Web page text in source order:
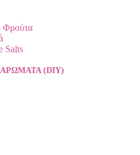
Φρούτα
Salts
(DIY)